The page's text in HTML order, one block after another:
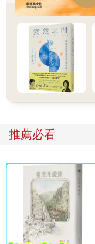
翻了豆腐，每個行人
的開始。
我的正式早餐時間是
的凱悅飯店吃自助早
楓糖薄餅，凱菲屋內
吃、才吃得下自助早
颯聲，煮咖啡機的蒸
籍的語言的交談聲、
吃了多久的自助早餐
一律的食物，常常吃
直到今日，我連住大
當年吃怕了。
出國七年間，雖然也
些優質的早餐，但台
推薦必看